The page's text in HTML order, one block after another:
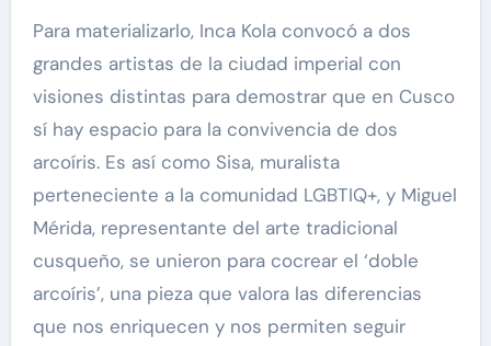
Para materializarlo, Inca Kola convocó a dos
grandes artistas de la ciudad imperial con
visiones distintas para demostrar que en Cusco
sí hay espacio para la convivencia de dos
arcoíris. Es así como Sisa, muralista
perteneciente a la comunidad LGBTIQ+, y Miguel
Mérida, representante del arte tradicional
cusqueño, se unieron para cocrear el ‘doble
arcoíris’, una pieza que valora las diferencias
que nos enriquecen y nos permiten seguir